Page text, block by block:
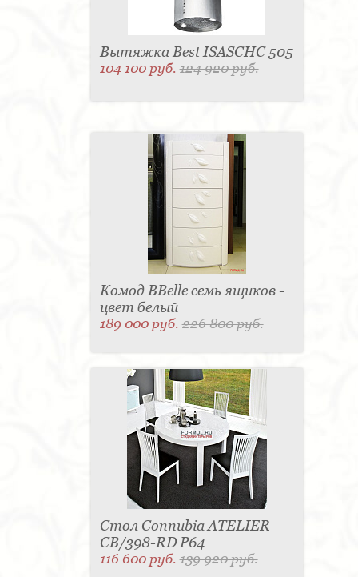
Вытяжка Best ISASCHC 505
104 100 руб.124 920 руб.
Комод BBelle семь ящиков -
цвет белый
189 000 руб.226 800 руб.
Стол Connubia ATELIER
CB/398-RD P64
116 600 руб.139 920 руб.